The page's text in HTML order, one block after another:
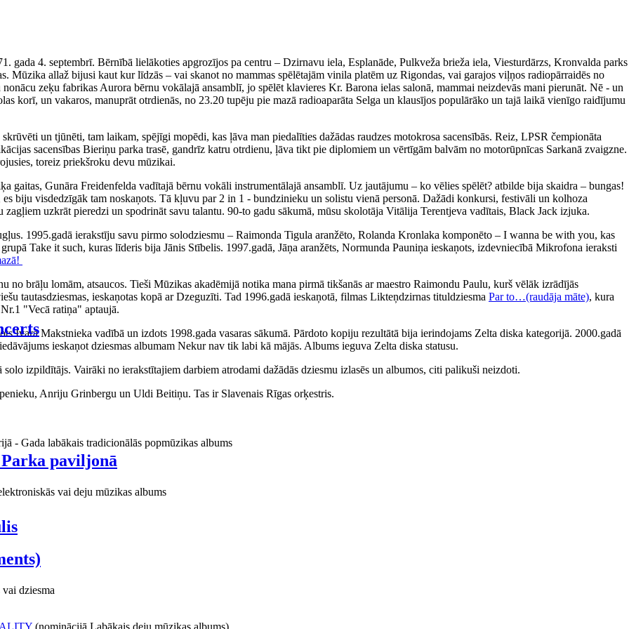
paviljonā
gada 4. septembrī. Bērnībā lielākoties apgrozījos pa centru – Dzirnavu iela, Esplanāde, Pulkveža brieža iela, Viesturdārzs, Kronvalda parks
Mūzika allaž bijusi kaut kur līdzās – vai skanot no mammas spēlētajām vinila platēm uz Rigondas, vai garajos viļņos radiopārraidēs no
zeķu fabrikas Aurora bērnu vokālajā ansamblī, jo spēlēt klavieres Kr. Barona ielas salonā, mammai neizdevās mani pierunāt. Nē - un
korī, un vakaros, manuprāt otrdienās, no 23.20 tupēju pie mazā radioaparāta Selga un klausījos populārāko un tajā laikā vienīgo raidījumu
un tjūnēti, tam laikam, spējīgi mopēdi, kas ļāva man piedalīties dažādas raudzes motokrosa sacensībās. Reiz, LPSR čempionāta
sacensības Bieriņu parka trasē, gandrīz katru otrdienu, ļāva tikt pie diplomiem un vērtīgām balvām no motorūpnīcas Sarkanā zvaigzne.
toreiz priekšroku devu mūzikai.
gaitas, Gunāra Freidenfelda vadītajā bērnu vokāli instrumentālajā ansamblī. Uz jautājumu – ko vēlies spēlēt? atbilde bija skaidra – bungas!
biju visdedzīgāk tam noskaņots. Tā kļuvu par 2 in 1 - bundzinieku un solistu vienā personā. Dažādi konkursi, festivāli un kolhoza
uzkrāt pieredzi un spodrināt savu talantu. 90-to gadu sākumā, mūsu skolotāja Vitālija Terentjeva vadītais, Black Jack izjuka.
1995.gadā ierakstīju savu pirmo solodziesmu – Raimonda Tigula aranžēto, Rolanda Kronlaka komponēto – I wanna be with you, kas
Take it such, kuras līderis bija Jānis Stībelis. 1997.gadā, Jāņa aranžēts, Normunda Pauniņa ieskaņots, izdevniecībā Mikrofona ieraksti
brāļu lomām, atsaucos. Tieši Mūzikas akadēmijā notika mana pirmā tikšanās ar maestro Raimondu Paulu, kurš vēlāk izrādījās
tautasdziesmas, ieskaņotas kopā ar Dzeguzīti. Tad 1996.gadā ieskaņotā, filmas Likteņdzirnas tituldziesma Par to…(raudāja māte), kura
"Vecā ratiņa" aptaujā.
Ivara Makstnieka vadībā un izdots 1998.gada vasaras sākumā. Pārdoto kopiju rezultātā bija ierindojams Zelta diska kategorijā. 2000.gadā
ieskaņot dziesmas albumam Nekur nav tik labi kā mājās. Albums ieguva Zelta diska statusu.
izpildītājs. Vairāki no ierakstītajiem darbiem atrodami dažādās dziesmu izlasēs un albumos, citi palikuši neizdoti.
Anriju Grinbergu un Uldi Beitiņu. Tas ir Slavenais Rīgas orķestris.
- Gada labākais tradicionālās popmūzikas albums
vai deju mūzikas albums
dziesma
(nominācijā Labākais deju mūzikas albums)